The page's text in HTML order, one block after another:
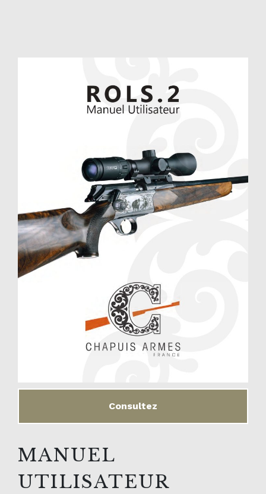
Consultez
MANUEL
UTILISATEUR